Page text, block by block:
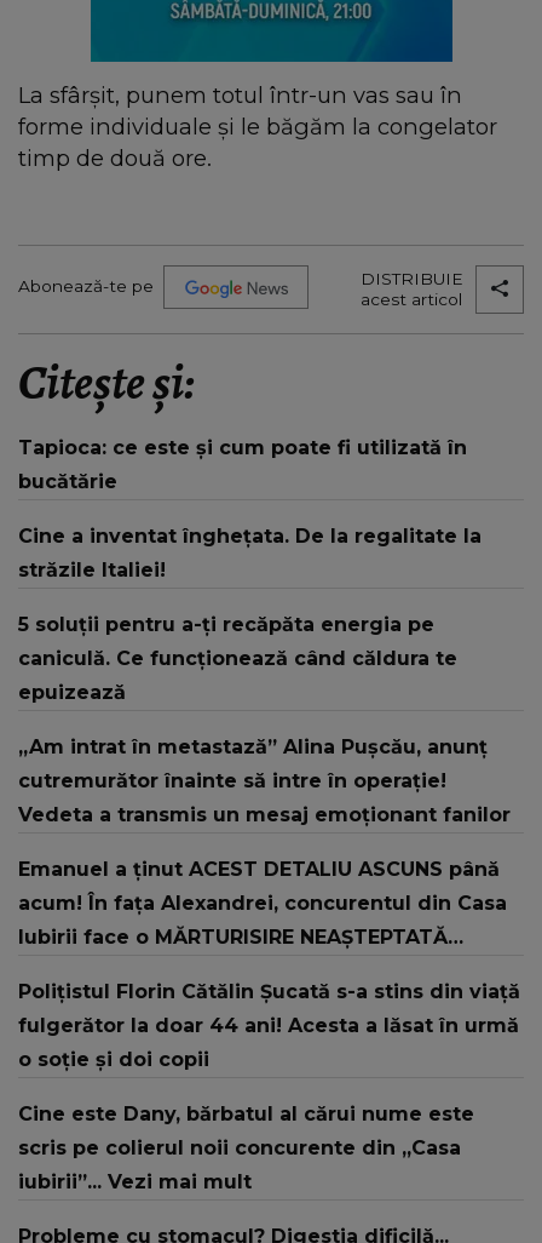
La sfârșit, punem totul într-un vas sau în
forme individuale și le băgăm la congelator
timp de două ore.
Abonează-te pe
DISTRIBUIE
acest articol
Citește și:
Tapioca: ce este și cum poate fi utilizată în
bucătărie
Cine a inventat înghețata. De la regalitate la
străzile Italiei!
5 soluții pentru a-ți recăpăta energia pe
caniculă. Ce funcționează când căldura te
epuizează
„Am intrat în metastază” Alina Pușcău, anunț
cutremurător înainte să intre în operație!
Vedeta a transmis un mesaj emoționant fanilor
Emanuel a ținut ACEST DETALIU ASCUNS până
acum! În fața Alexandrei, concurentul din Casa
Iubirii face o MĂRTURISIRE NEAȘTEPTATĂ
te iubesc pentru că..."
Polițistul Florin Cătălin Șucată s-a stins din viață
fulgerător la doar 44 ani! Acesta a lăsat în urmă
o soție și doi copii
Cine este Dany, bărbatul al cărui nume este
scris pe colierul noii concurente din „Casa
iubirii”... Vezi mai mult
Probleme cu stomacul? Digestia dificilă...